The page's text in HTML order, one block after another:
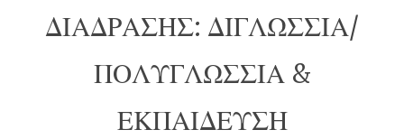
ΔΙΑΔΡΑΣΗΣ: ΔΙΓΛΩΣΣΙΑ/
ΠΟΛΥΓΛΩΣΣΙΑ &
ΕΚΠΑΙΔΕΥΣΗ